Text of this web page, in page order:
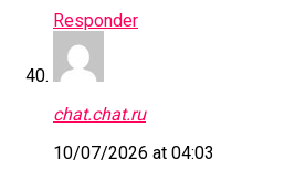
Responder
chat.chat.ru
10/07/2026 at 04:03